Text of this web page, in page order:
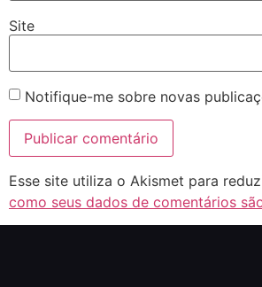
Site
Notifique-me sobre novas
Esse site utiliza o Akismet para
como seus dados de comentários